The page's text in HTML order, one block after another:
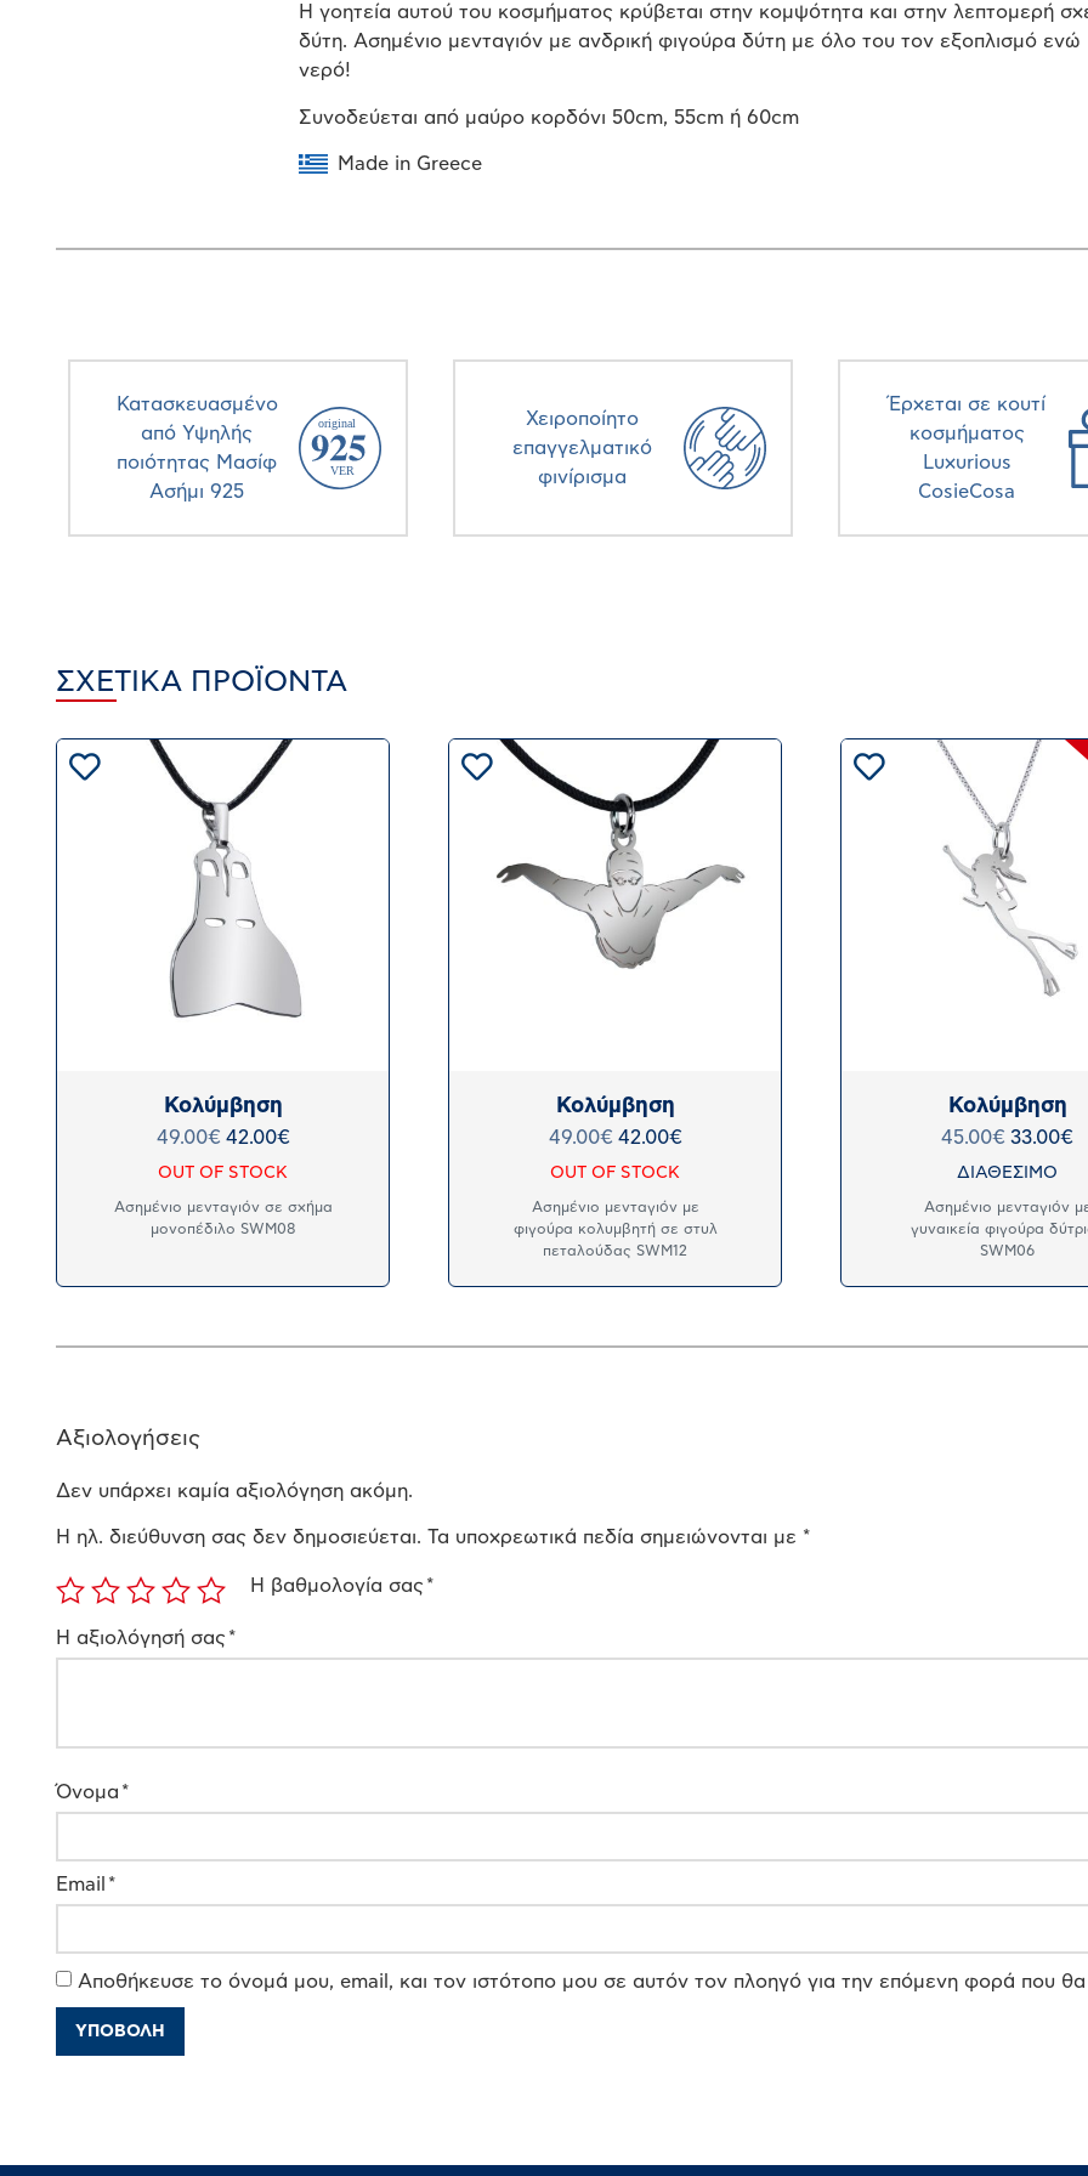
Η γοητεία αυτού του κοσμήματος κρύβεται στην κομψότητα και στην λεπτομερή
δύτη. Ασημένιο μενταγιόν με ανδρική φιγούρα δύτη με όλο του τον εξοπλισμό ενώ
νερό!
Συνοδεύεται από μαύρο κορδόνι 50cm, 55cm ή 60cm
Made in Greece
Κατασκευασμένο
από Υψηλής
ποιότητας Μασίφ
Ασήμι 925
Χειροποίητο
επαγγελματικό
φινίρισμα
Έρχεται σε κουτί
κοσμήματος
Luxurious
CosieCosa
ΣΧΕΤΙΚΆ ΠΡΟΪΌΝΤΑ
Κολύμβηση
49.00€ 42.00€
OUT OF STOCK
Ασημένιο μενταγιόν σε σχήμα
μονοπέδιλο SWM08
Κολύμβηση
49.00€ 42.00€
OUT OF STOCK
Ασημένιο μενταγιόν με
φιγούρα κολυμβητή σε στυλ
πεταλούδας SWM12
Κολύμβηση
45.00€ 33.00€
ΔΙΑΘΕΣΙΜΟ
Ασημένιο μενταγιόν
γυναικεία φιγούρα
SWM06
Αξιολογήσεις
Δεν υπάρχει καμία αξιολόγηση ακόμη.
Η ηλ. διεύθυνση σας δεν δημοσιεύεται. Τα υποχρεωτικά πεδία σημειώνονται με *
Η βαθμολογία σας *
Η αξιολόγησή σας *
Όνομα *
Email *
Αποθήκευσε το όνομά μου, email, και τον ιστότοπο μου σε αυτόν τον πλοηγό για την επόμενη φορά που